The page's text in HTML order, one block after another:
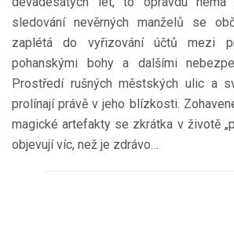
sledování nevěrných manželů se
zaplétá do vyřizování účtů mezi
pohanskými bohy a dalšími
Prostředí rušných městských ulic a
prolínají právě v jeho blízkosti.
magické artefakty se zkrátka v životě
objevují víc, než je zdrávo…